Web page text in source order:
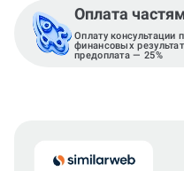
Оплата
Оплату консультации
финансовых
предоплата — 25%